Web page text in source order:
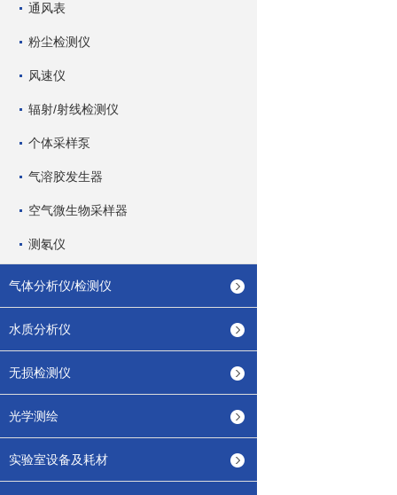
通风表
粉尘检测仪
风速仪
辐射/射线检测仪
个体采样泵
气溶胶发生器
空气微生物采样器
测氡仪
气体分析仪/检测仪
水质分析仪
无损检测仪
光学测绘
实验室设备及耗材